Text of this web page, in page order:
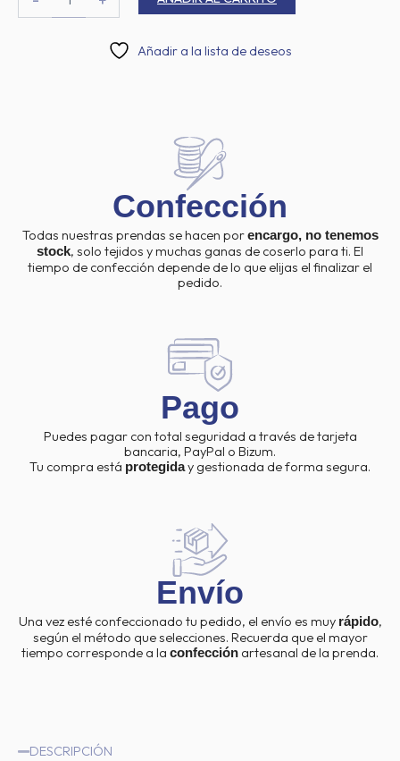
cantidad
Añadir a la lista de deseos
Confección
Todas nuestras prendas se hacen porencargo, no tenemos
stock, solo tejidos y muchas ganas de coserlo para ti. El
tiempo de confección depende de lo que elijas el finalizar el
pedido.
Pago
Puedes pagar con total seguridad a través de tarjeta
bancaria, PayPal o Bizum.
Tu compra está protegiday gestionada de forma segura.
Envío
Una vez esté confeccionado tu pedido, el envío es muy rápido,
según el método que selecciones. Recuerda que el mayor
tiempo corresponde a la confección artesanal de la prenda.
DESCRIPCIÓN